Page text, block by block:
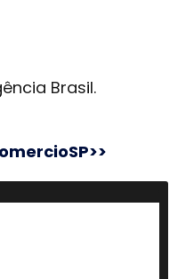
Brasil.